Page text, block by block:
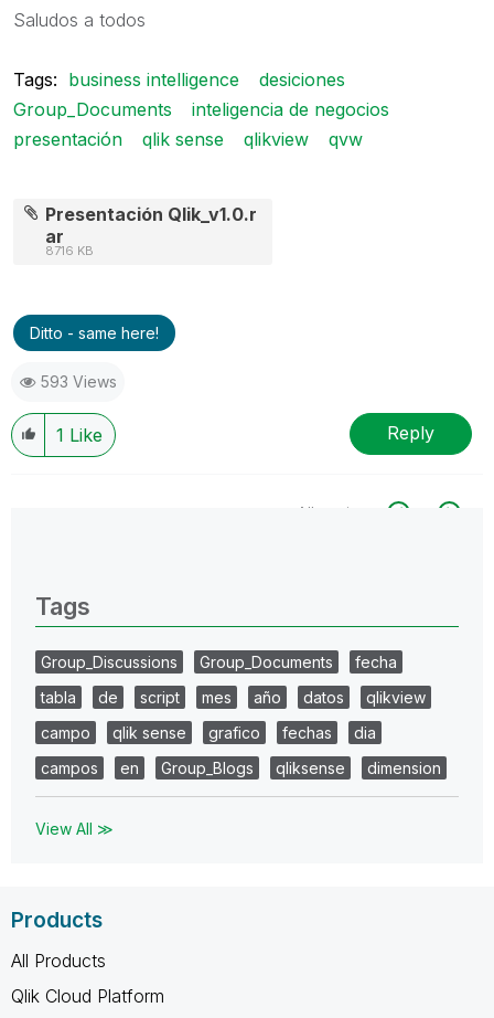
Saludos a todos
Tags: business intelligence
desiciones
Group_Documents
inteligencia de negocios
presentación
qlik sense qlikview qvw
Presentación Qlik_v1.0.r
ar
8716 KB
Ditto - same here!
593 Views
1 Like Reply
All topics
Tags
Group_Discussions Group_Documents
fecha
tabla
de script mes año datos
qlikview
campo
qlik sense grafico fechas
dia
campos
en Group_Blogs qliksense dimension
View All ≫
Products
All Products
Qlik Cloud Platform